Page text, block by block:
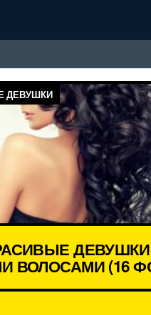
ДЕВУШКИ
ВОЛОСАМИ (16